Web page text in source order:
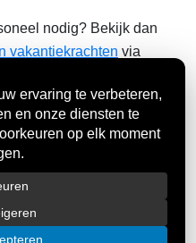
nodig? Bekijk dan
vakantiekrachten via
vlak na een
onboarding
dat de eerste
collega’s nog
een goeddraaiboek voor